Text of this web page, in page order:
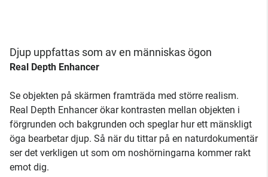
Djup uppfattas som av en människas ögon
Real Depth Enhancer
Se objekten på skärmen framträda med större realism.
Real Depth Enhancer ökar kontrasten mellan objekten i
förgrunden och bakgrunden och speglar hur ett mänskligt
öga bearbetar djup. Så när du tittar på en naturdokumentär
ser det verkligen ut som om noshörningarna kommer rakt
emot dig.